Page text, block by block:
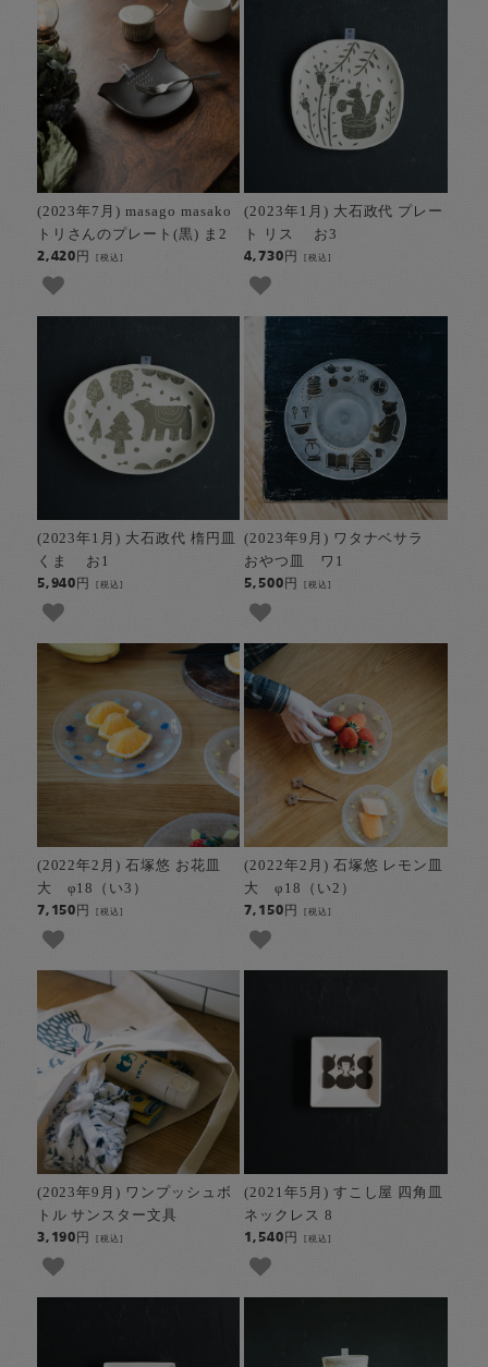
(2023年7月) masago masako
トリさんのプレート(黒) ま2
2,420円[税込]
(2023年1月) 大石政代 プレー
ト リス お3
4,730円 [税込]
(2023年1月) 大石政代 楕円皿
くま お1
5,940円[税込]
(2023年9月) ワタナベサラ
おやつ皿 ワ1
5,500円 [税込]
(2022年2月) 石塚悠 お花皿
大 φ18（い3）
7,150円[税込]
(2022年2月) 石塚悠 レモン皿
大 φ18（い2）
7,150円 [税込]
(2023年9月) ワンプッシュボ
トル サンスター文具
3,190円[税込]
(2021年5月) すこし屋 四角皿
ネックレス 8
1,540円 [税込]